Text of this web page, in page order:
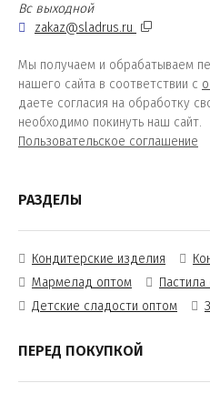
Вс выходной
zakaz@sladrus.ru
Мы получаем и обрабатываем
нашего сайта в соответствии с
даете согласия на обработку
необходимо покинуть наш сайт.
Пользовательское соглашение
РАЗДЕЛЫ
Кондитерские изделия
Мармелад оптом
Детские сладости оптом
ПЕРЕД ПОКУПКОЙ